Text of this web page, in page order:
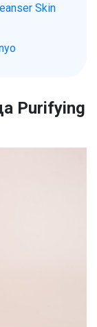
Skin
Purifying